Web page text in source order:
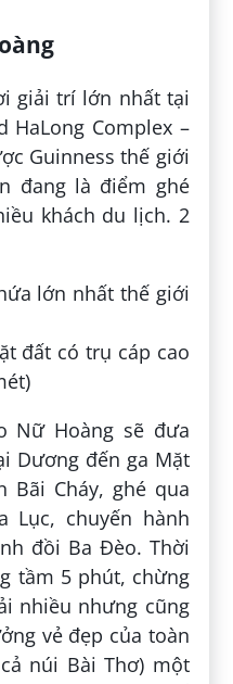
giải trí lớn nhất tại
HaLong Complex –
Guinness thế giới
đang là điểm ghé
khách du lịch. 2
lớn nhất thế giới
đất có trụ cáp cao
Nữ Hoàng sẽ đưa
Dương đến ga Mặt
Bãi Cháy, ghé qua
Lục, chuyến hành
đồi Ba Đèo. Thời
tầm 5 phút, chừng
nhiều nhưng cũng
vẻ đẹp của toàn
núi Bài Thơ) một